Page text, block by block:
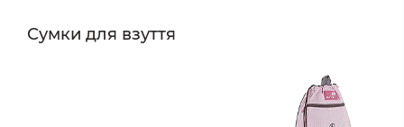
Сумки для взуття